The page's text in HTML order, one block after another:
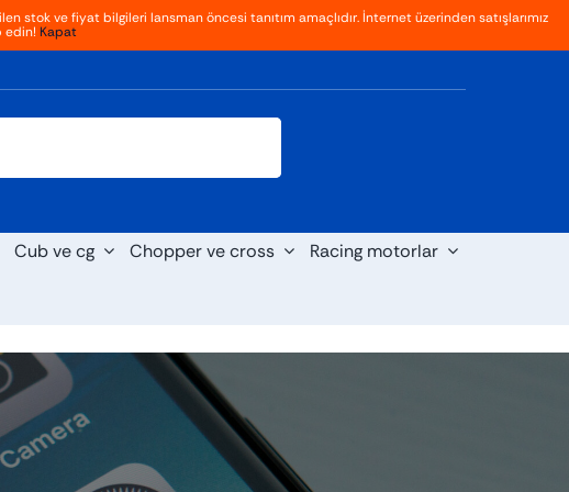
stok ve fiyat bilgileri lansman öncesi tanıtım amaçlıdır. İnternet üzerinden satışlarımız
edin! Kapat
Cub ve cg Chopper ve cross Racing motorlar